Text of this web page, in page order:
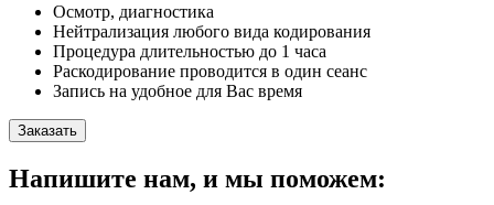
Осмотр, диагностика
Нейтрализация любого вида кодирования
Процедура длительностью до 1 часа
Раскодирование проводится в один сеанс
Запись на удобное для Вас время
Заказать
Напишите нам, и мы поможем: